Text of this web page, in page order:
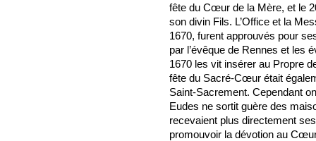
fête du Cœur de la Mère, et le
son divin Fils. L’Office et la
1670, furent approuvés pour
par l’évêque de Rennes et les
1670 les vit insérer au Propre
fête du Sacré-Cœur était
Saint-Sacrement. Cependant
Eudes ne sortit guère des
recevaient plus directement
promouvoir la dévotion au